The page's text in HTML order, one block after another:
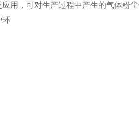
用，可对生产过程中产生的气体粉
环